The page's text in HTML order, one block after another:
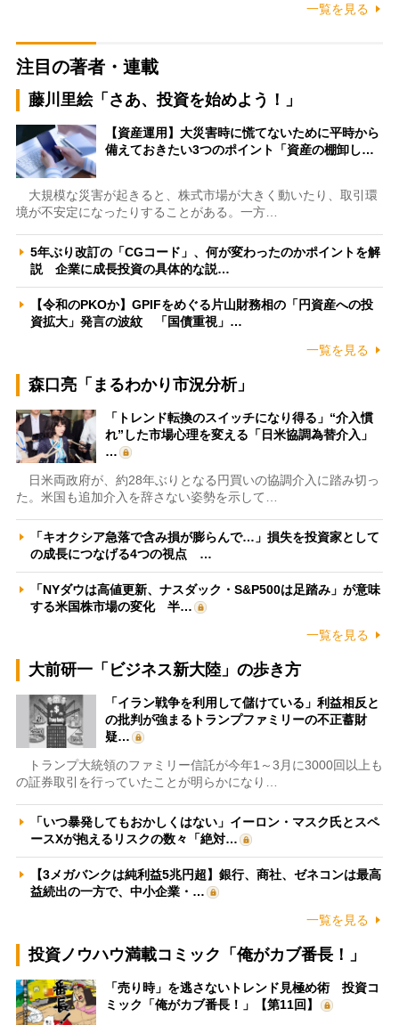
一覧を見る
注目の著者・連載
藤川里絵「さあ、投資を始めよう！」
【資産運用】大災害時に慌てないために平時から
備えておきたい3つのポイント「資産の棚卸し…
大規模な災害が起きると、株式市場が大きく動いたり、取引環
境が不安定になったりすることがある。一方…
5年ぶり改訂の「CGコード」、何が変わったのかポイントを解
説 企業に成長投資の具体的な説…
【令和のPKOか】GPIFをめぐる片山財務相の「円資産への投
資拡大」発言の波紋 「国債重視」…
一覧を見る
森口亮「まるわかり市況分析」
「トレンド転換のスイッチになり得る」“介入慣
れ”した市場心理を変える「日米協調為替介入」
…
日米両政府が、約28年ぶりとなる円買いの協調介入に踏み切っ
た。米国も追加介入を辞さない姿勢を示して…
「キオクシア急落で含み損が膨らんで…」損失を投資家として
の成長につなげる4つの視点 …
「NYダウは高値更新、ナスダック・S&P500は足踏み」が意味
する米国株市場の変化 半…
一覧を見る
大前研一「ビジネス新大陸」の歩き方
「イラン戦争を利用して儲けている」利益相反と
の批判が強まるトランプファミリーの不正蓄財
疑…
トランプ大統領のファミリー信託が今年1～3月に3000回以上も
の証券取引を行っていたことが明らかになり…
「いつ暴発してもおかしくはない」イーロン・マスク氏とスペ
ースXが抱えるリスクの数々「絶対…
【3メガバンクは純利益5兆円超】銀行、商社、ゼネコンは最高
益続出の一方で、中小企業・…
一覧を見る
投資ノウハウ満載コミック「俺がカブ番長！」
「売り時」を逃さないトレンド見極め術 投資コ
ミック「俺がカブ番長！」【第11回】